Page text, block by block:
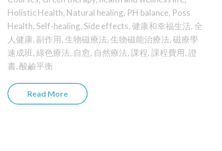
Holistic Health, Natural healing, PH balance, Poss
Health, Self-healing, Side effects,健康和幸福生活,全
人健康,副作用, 生物磁療法, 生物磁能治療法,磁療學
速成班,綠色療法, 自愈, 自然療法,課程,課程費用,證
書,酸鹼平衡
Read More